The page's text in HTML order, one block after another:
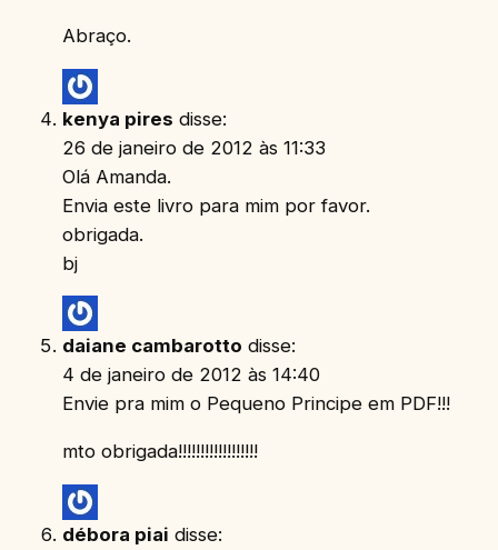
Abraço.
kenya pires disse:
26 de janeiro de 2012 às 11:33
Olá Amanda.
Envia este livro para mim por favor.
obrigada.
bj
daiane cambarotto disse:
4 de janeiro de 2012 às 14:40
Envie pra mim o Pequeno Principe em PDF!!!
mto obrigada!!!!!!!!!!!!!!!!!!
débora piai disse: